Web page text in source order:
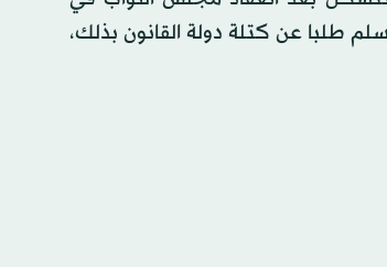
طلبا عن كتلة دولة القانون بذلك،